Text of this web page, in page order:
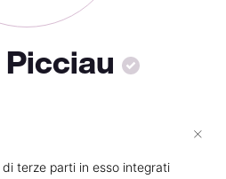
terze parti in esso integrati
×